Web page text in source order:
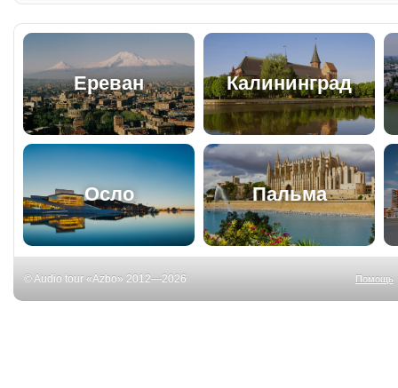
Ереван Калининград
Осло Пальма
Помощь
© Audio tour «Azbo» 2012—2026